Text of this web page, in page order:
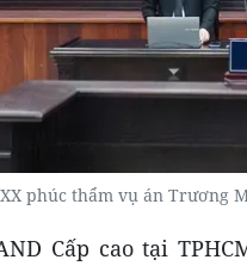
phúc thẩm vụ án Trương
Cấp cao tại